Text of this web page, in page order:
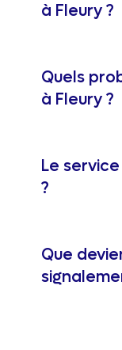
à Fleury ?
Quels
à Fleury ?
Le
?
Que